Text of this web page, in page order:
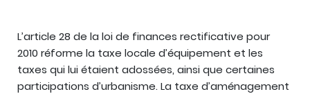
L’article 28 de la loi de finances rectificative pour
2010 réforme la taxe locale d’équipement et les
taxes qui lui étaient adossées, ainsi que certaines
participations d’urbanisme. La taxe d’aménagement